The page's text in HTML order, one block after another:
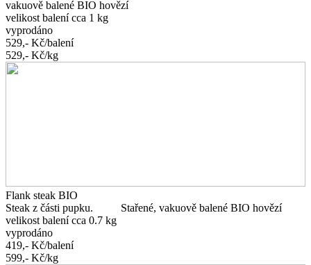
vakuově balené BIO hovězí
velikost balení cca 1 kg
vyprodáno
529,- Kč/balení
529,- Kč/kg
Flank steak BIO
Steak z části pupku. Stařené, vakuově balené BIO hovězí
velikost balení cca 0.7 kg
vyprodáno
419,- Kč/balení
599,- Kč/kg